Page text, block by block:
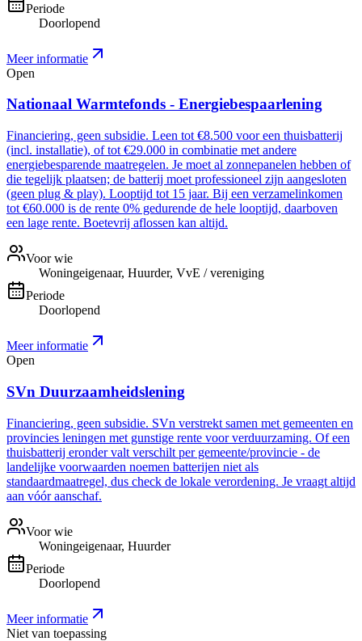
Periode
Doorlopend
Meer informatie
Open
Nationaal Warmtefonds - Energiebespaarlening
Financiering, geen subsidie. Leen tot €8.500 voor een thuisbatterij
(incl. installatie), of tot €29.000 in combinatie met andere
energiebesparende maatregelen. Je moet al zonnepanelen hebben of
die tegelijk plaatsen; de batterij moet professioneel zijn aangesloten
(geen plug & play). Looptijd tot 15 jaar. Bij een verzamelinkomen
tot €60.000 is de rente 0% gedurende de hele looptijd, daarboven
een lage rente. Boetevrij aflossen kan altijd.
Voor wie
Woningeigenaar, Huurder, VvE / vereniging
Periode
Doorlopend
Meer informatie
Open
SVn Duurzaamheidslening
Financiering, geen subsidie. SVn verstrekt samen met gemeenten en
provincies leningen met gunstige rente voor verduurzaming. Of een
thuisbatterij eronder valt verschilt per gemeente/provincie - de
landelijke voorwaarden noemen batterijen niet als
standaardmaatregel, dus check de lokale verordening. Je vraagt altijd
aan vóór aanschaf.
Voor wie
Woningeigenaar, Huurder
Periode
Doorlopend
Meer informatie
Niet van toepassing